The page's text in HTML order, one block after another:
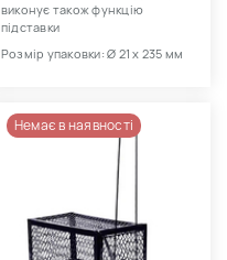
виконує також функцію
підставки
Розмір упаковки: Ø 21 х 235 мм
Немає в наявності